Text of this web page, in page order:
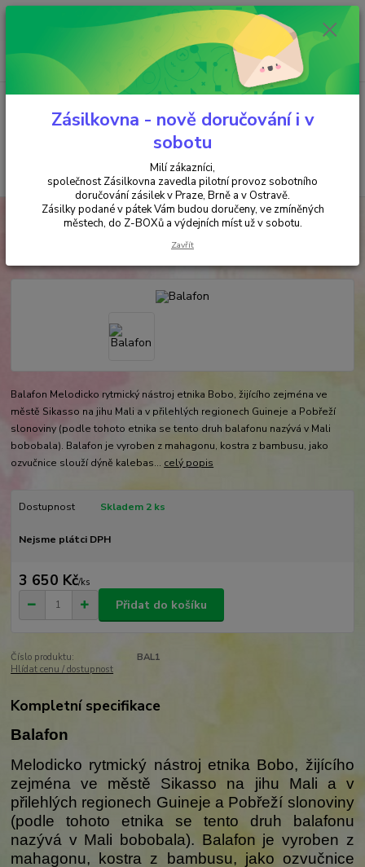
Minimální hodnota objednávky je 200 kč. Při nákupu nad 2000,- Kč je
požadována platba předem na účet.
Menu
+420 737 737 037
(Po-Pá, 9-18 hod.)
za
PRO DĚTI Balafon
Balafon Melodicko rytmický nástroj etnika Bobo, žijícího zejména ve
městě Sikasso na jihu Mali a v přilehlých regionech Guineje a Pobřeží
slonoviny (podle tohoto etnika se tento druh balafonu nazývá v Mali
bobobala). Balafon je vyroben z mahagonu, kostra z bambusu, jako
ozvučnice slouží dýně kalebas... celý popis
Dostupnost Skladem 2 ks
Nejsme plátci DPH
3 650 Kč/ks
Přidat do košíku
Číslo produktu:
BAL1
Hlídat cenu / dostupnost
Kompletní specifikace
Balafon
Melodicko rytmický nástroj etnika Bobo, žijícího
zejména ve městě Sikasso na jihu Mali a v
přilehlých regionech Guineje a Pobřeží slonoviny
(podle tohoto etnika se tento druh balafonu
nazývá v Mali bobobala). Balafon je vyroben z
mahagonu, kostra z bambusu, jako ozvučnice
Zásilkovna - nově doručování i v
sobotu
Milí zákazníci,
společnost Zásilkovna zavedla pilotní provoz sobotního
doručování zásilek v Praze, Brně a v Ostravě.
Zásilky podané v pátek Vám budou doručeny, ve zmíněných
městech, do Z-BOXů a výdejních míst už v sobotu.
Zavřít